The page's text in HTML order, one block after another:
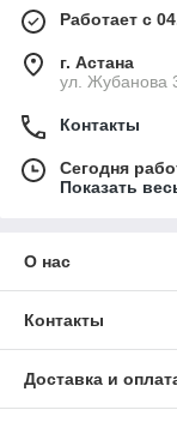
Работает с
г. Астана
ул. Жубанова
Контакты
Сегодня
Показать
О нас
Контакты
Доставка и